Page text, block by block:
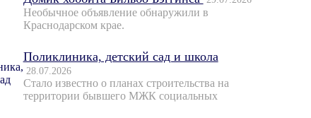
Необычное объявление обнаружили в
Краснодарском крае.
Поликлиника, детский сад и школа
28.07.2026
Стало известно о планах строительства на
территории бывшего МЖК социальных